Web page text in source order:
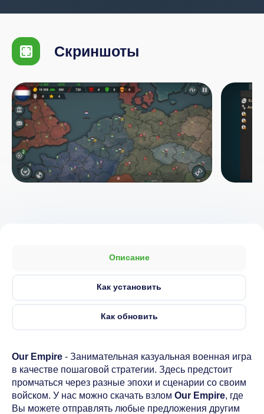
Скриншоты
Описание
Как установить
Как обновить
Our Empire - Занимательная казуальная военная игра
в качестве пошаговой стратегии. Здесь предстоит
промчаться через разные эпохи и сценарии со своим
войском. У нас можно скачать взлом Our Empire, где
Вы можете отправлять любые предложения другим